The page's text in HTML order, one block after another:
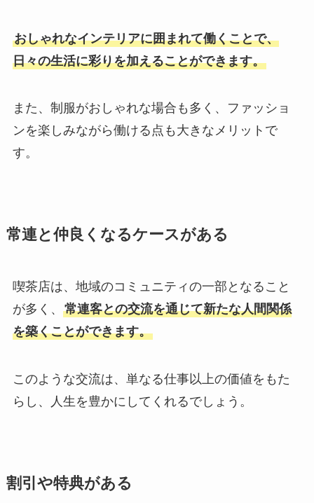
おしゃれなインテリアに囲まれて働くことで、
日々の生活に彩りを加えることができます。
また、制服がおしゃれな場合も多く、ファッショ
ンを楽しみながら働ける点も大きなメリットで
す。
常連と仲良くなるケースがある
喫茶店は、地域のコミュニティの一部となること
が多く、 常連客との交流を通じて新たな人間関係
を築くことができます。
このような交流は、単なる仕事以上の価値をもた
らし、人生を豊かにしてくれるでしょう。
割引や特典がある